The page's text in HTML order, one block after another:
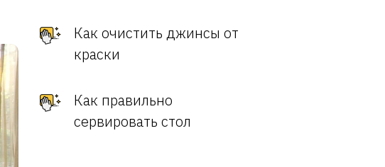
Как очистить джинсы от
краски
Как правильно
сервировать стол